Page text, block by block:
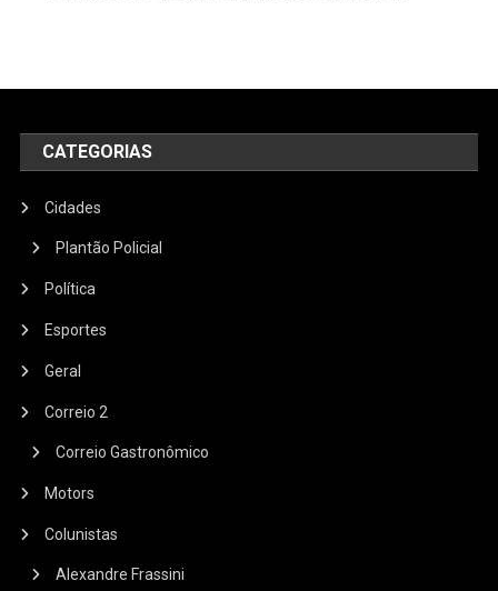
CATEGORIAS
Cidades
Plantão Policial
Política
Esportes
Geral
Correio 2
Correio Gastronômico
Motors
Colunistas
Alexandre Frassini